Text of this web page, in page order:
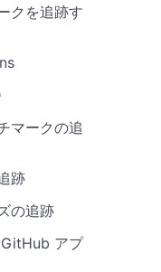
クを追跡す
マークの追
跡
の追跡
アプ